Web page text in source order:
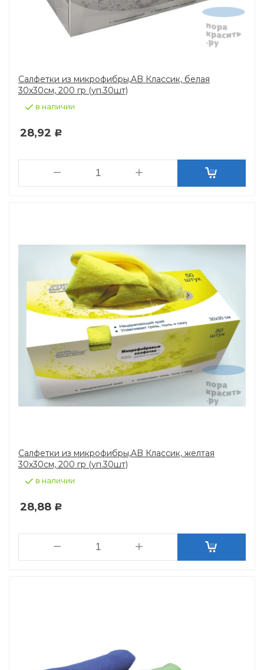
Салфетки из микрофибры,AB Классик, белая
30х30см, 200 гр (уп.30шт)
в наличии
28,92 Р
Салфетки из микрофибры,AB Классик, желтая
30х30см, 200 гр (уп.30шт)
в наличии
28,88 Р